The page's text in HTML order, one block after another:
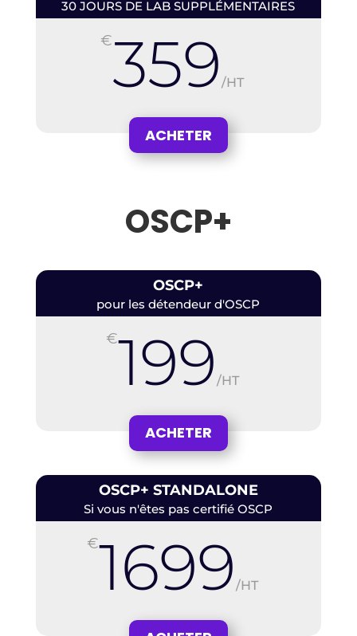
30 JOURS DE LAB SUPPLÉMENTAIRES
€359/HT
ACHETER
OSCP+
OSCP+
pour les détendeur d'OSCP
€199 /HT
ACHETER
OSCP+ STANDALONE
Si vous n'êtes pas certifié OSCP
€1699 /HT